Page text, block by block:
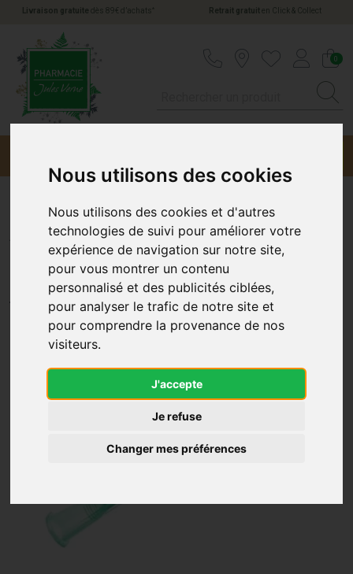
Nous utilisons des cookies
Nous utilisons des cookies et d'autres
technologies de suivi pour améliorer votre
expérience de navigation sur notre site,
pour vous montrer un contenu
personnalisé et des publicités ciblées,
pour analyser le trafic de notre site et
pour comprendre la provenance de nos
visiteurs.
J'accepte
Je refuse
Changer mes préférences
Livraison gratuite dès 89€ d’achats * Retrait gratuiten Click & Collect
0
Aiguille Bd Microl 3 40Mm
8/10 Vert 21G Ref304432
BD MEDICAL